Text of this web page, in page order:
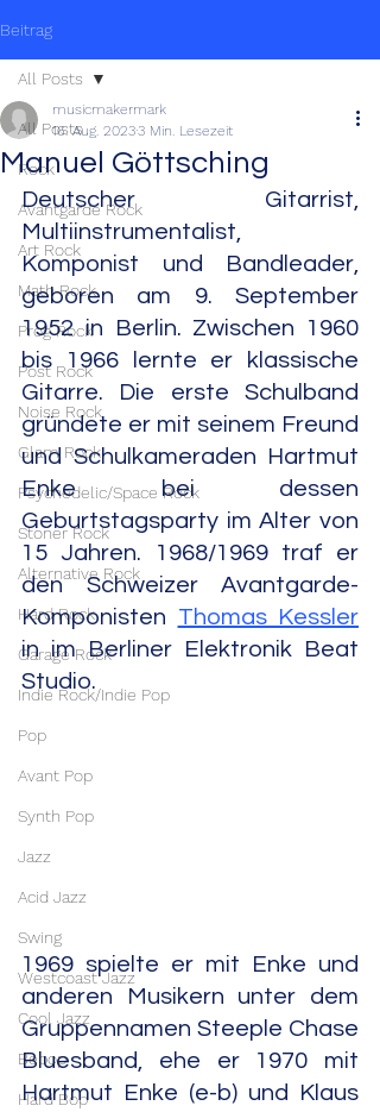
Beitrag
All Posts
Rock
Avantgarde Rock
Art Rock
Math Rock
Prog Rock
Post Rock
Noise Rock
Glam Rock
Psychedelic/Space Rock
Stoner Rock
Alternative Rock
Hard Rock
Garage Rock
Indie Rock/Indie Pop
Pop
Avant Pop
Synth Pop
Jazz
Acid Jazz
Swing
Westcoast Jazz
Cool Jazz
Bebop
Hard Bop
All Posts
Manuel Göttsching
musicmakermark
16. Aug. 20233 Min. Lesezeit
Deutscher Gitarrist,
Multiinstrumentalist,
Komponist und Bandleader,
geboren am 9. September
1952 in Berlin. Zwischen 1960
bis 1966 lernte er klassische
Gitarre. Die erste Schulband
gründete er mit seinem Freund
und Schulkameraden Hartmut
Enke bei dessen
Geburtstagsparty im Alter von
15 Jahren. 1968/1969 traf er
den Schweizer Avantgarde-
Komponisten Thomas Kessler
in im Berliner Elektronik Beat
Studio.
1969 spielte er mit Enke und
anderen Musikern unter dem
Gruppennamen Steeple Chase
Bluesband, ehe er 1970 mit
Hartmut Enke (e-b) und Klaus